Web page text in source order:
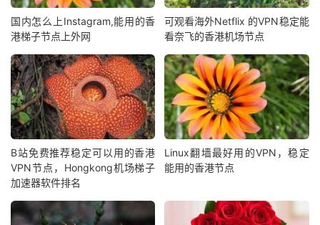
国内怎么上Instagram,能用的香
港梯子节点上外网
可观看海外Netflix 的VPN稳定能
看奈飞的香港机场节点
B站免费推荐稳定可以用的香港
VPN节点，Hongkong机场梯子
加速器软件排名
Linux翻墙最好用的VPN，稳定
能用的香港节点